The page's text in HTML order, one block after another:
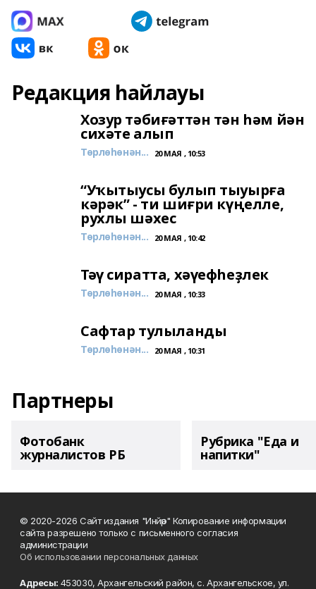
Редакция һайлауы
Хозур тәбиғәттән тән һәм йән
сихәте алып
Төрлөһөнән... 20 МАЯ , 10:53
“Уҡытыусы булып тыуырға
кәрәк” - ти шиғри күңелле,
рухлы шәхес
Төрлөһөнән... 20 МАЯ , 10:42
Тәү сиратта, хәүефһеҙлек
Төрлөһөнән... 20 МАЯ , 10:33
Сафтар тулыланды
Төрлөһөнән... 20 МАЯ , 10:31
Партнеры
Фотобанк
журналистов РБ
Рубрика "Еда и
напитки"
© 2020-2026 Сайт издания "Инйәр" Копирование информации
сайта разрешено только с письменного согласия
администрации
Об использовании персональных данных
Адресы: 453030, Архангельский район, с. Архангельское, ул.